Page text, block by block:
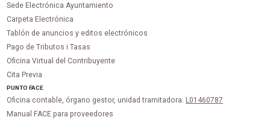
Sede Electrónica Ayuntamiento
Carpeta Electrónica
Tablón de anuncios y editos electrónicos
Pago de Tributos i Tasas
Oficina Virtual del Contribuyente
Cita Previa
PUNTOFACE
Oficina contable, órgano gestor, unidad tramitadora: L01460787
Manual FACE para proveedores